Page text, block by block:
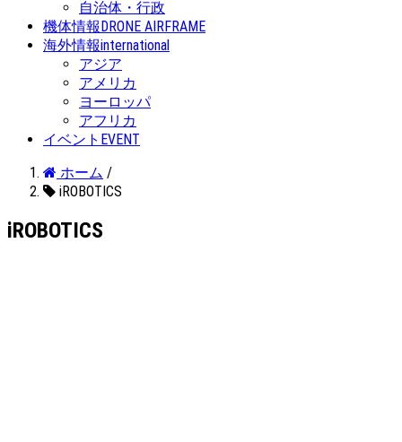
自治体・行政
機体情報DRONE AIRFRAME
海外情報international
アジア
アメリカ
ヨーロッパ
アフリカ
イベント EVENT
ホーム /
iROBOTICS
iROBOTICS